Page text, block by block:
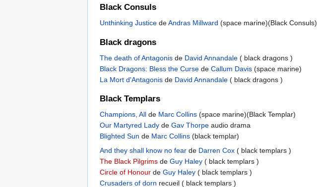
Black Consuls
Unthinking Justice deAndras Millward (space marine)(Black Consuls)
Black dragons
The death of Antagonis de David Annandale ( black dragons )
Black Dragons: Bless the Curse de Callum Davis (space marine)
La Mort d'Antagonis de David Annandale ( black dragons )
Black Templars
Champions, All de Marc Collins (space marine)(Black Templar)
Our Martyred Lady de Gav Thorpe audio drama
Blighted Sun de Marc Collins (black templar)
And they shall know no fear de Darren Cox ( black templars )
The Black Pilgrims de Guy Haley ( black templars )
Circle of Honour de Guy Haley ( black templars )
Crusaders of dorn recueil ( black templars )